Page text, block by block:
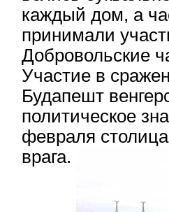
каждый дом, а
принимали
Добровольские
Участие в
Будапешт
политическое
февраля
врага.